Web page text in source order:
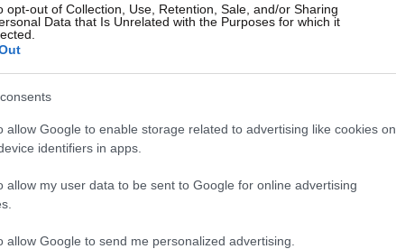
opt-out of Collection, Use, Retention, Sale, and/or Sharing
Data that Is Unrelated with the Purposes for which it
allow Google to enable storage related to advertising like cookies on
identifiers in apps.
allow my user data to be sent to Google for online advertising
allow Google to send me personalized advertising.
Φύση (World Wide Fund for Nature -WWF)
«δε βρίσκεται πια σε κίνδυνο κατάρρευσης».